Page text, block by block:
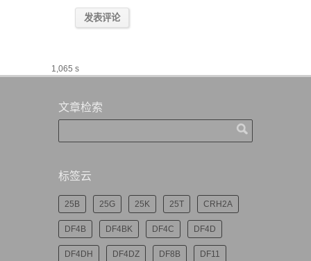
1,065 s
文章检索
标签云
25B 25G 25K 25T CRH2A
DF4B DF4BK DF4C DF4D
DF4DH DF4DZ DF8B DF11